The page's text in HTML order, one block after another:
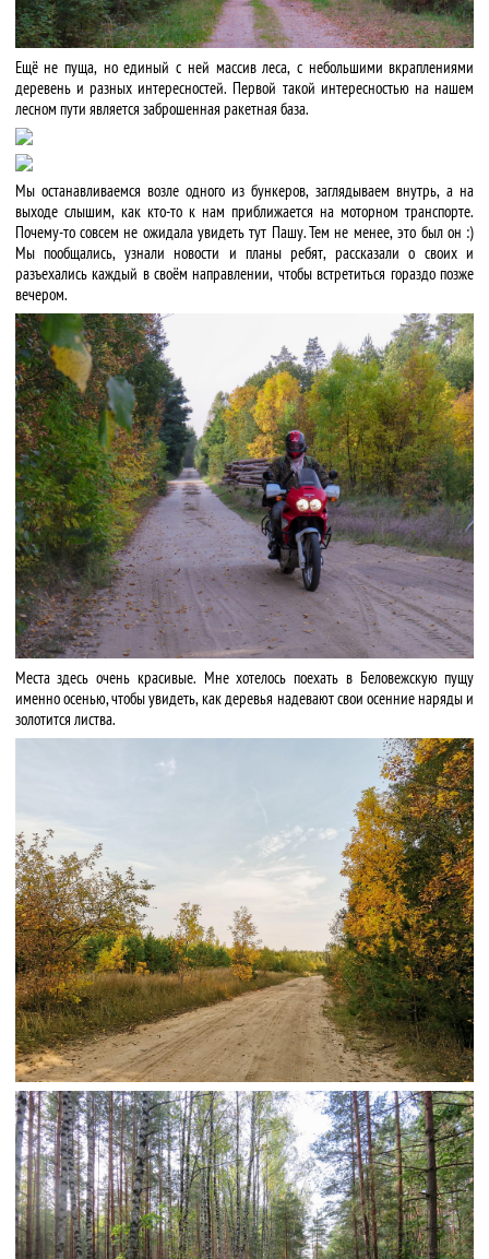
Ещё не пуща, но единый с ней массив леса, с небольшими вкраплениями
деревень и разных интересностей. Первой такой интересностью на нашем
лесном пути является заброшенная ракетная база.
Мы останавливаемся возле одного из бункеров, заглядываем внутрь, а на
выходе слышим, как кто-то к нам приближается на моторном транспорте.
Почему-то совсем не ожидала увидеть тут Пашу. Тем не менее, это был он :)
Мы пообщались, узнали новости и планы ребят, рассказали о своих и
разъехались каждый в своём направлении, чтобы встретиться гораздо позже
вечером.
Места здесь очень красивые. Мне хотелось поехать в Беловежскую пущу
именно осенью, чтобы увидеть, как деревья надевают свои осенние наряды и
золотится листва.